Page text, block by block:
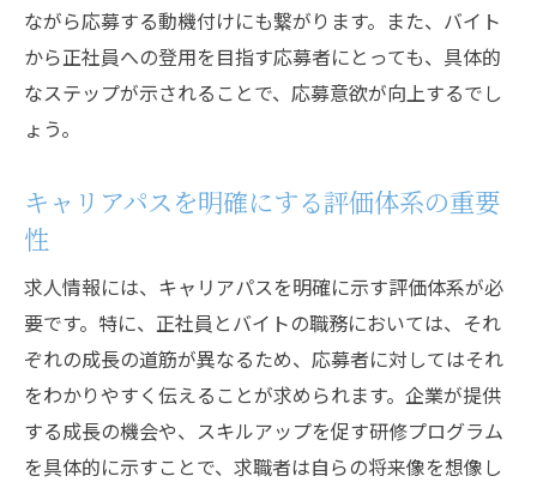
ながら応募する動機付けにも繋がります。また、バイト
から正社員への登用を目指す応募者にとっても、具体的
なステップが示されることで、応募意欲が向上するでし
ょう。
キャリアパスを明確にする評価体系の重要
性
求人情報には、キャリアパスを明確に示す評価体系が必
要です。特に、正社員とバイトの職務においては、それ
ぞれの成長の道筋が異なるため、応募者に対してはそれ
をわかりやすく伝えることが求められます。企業が提供
する成長の機会や、スキルアップを促す研修プログラム
を具体的に示すことで、求職者は自らの将来像を想像し